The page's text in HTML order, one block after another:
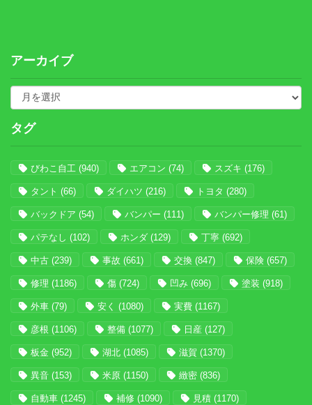
アーカイブ
タグ
びわこ自工 (940) エアコン (74) スズキ (176)
タント (66) ダイハツ (216) トヨタ (280)
バックドア (54) バンパー (111) バンパー修理 (61)
パテなし (102) ホンダ (129) 丁寧 (692)
中古 (239) 事故 (661) 交換 (847) 保険 (657)
修理 (1186) 傷 (724) 凹み (696) 塗装 (918)
外車 (79) 安く (1080) 実費 (1167)
彦根 (1106) 整備 (1077) 日産 (127)
板金 (952) 湖北 (1085) 滋賀 (1370)
異音 (153) 米原 (1150) 緻密 (836)
自動車 (1245) 補修 (1090) 見積 (1170)